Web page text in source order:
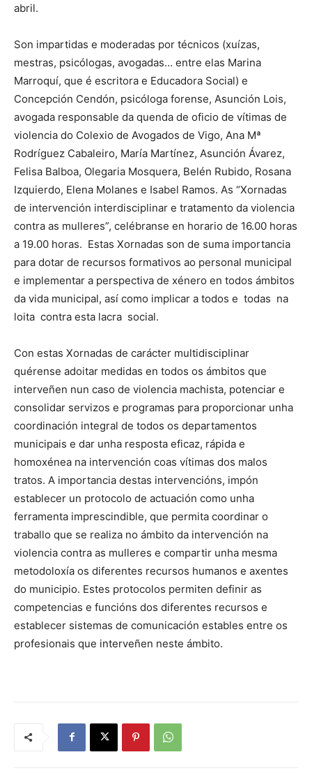
abril.
Son impartidas e moderadas por técnicos (xuízas,
mestras, psicólogas, avogadas… entre elas Marina
Marroquí, que é escritora e Educadora Social) e
Concepción Cendón, psicóloga forense, Asunción Lois,
avogada responsable da quenda de oficio de vítimas de
violencia do Colexio de Avogados de Vigo, Ana Mª
Rodríguez Cabaleiro, María Martínez, Asunción Ávarez,
Felisa Balboa, Olegaria Mosquera, Belén Rubido, Rosana
Izquierdo, Elena Molanes e Isabel Ramos. As “Xornadas
de intervención interdisciplinar e tratamento da violencia
contra as mulleres”, celébranse en horario de 16.00 horas
a 19.00 horas. Estas Xornadas son de suma importancia
para dotar de recursos formativos ao personal municipal
e implementar a perspectiva de xénero en todos ámbitos
da vida municipal, así como implicar a todos e todas na
loita contra esta lacra social.
Con estas Xornadas de carácter multidisciplinar
quérense adoitar medidas en todos os ámbitos que
interveñen nun caso de violencia machista, potenciar e
consolidar servizos e programas para proporcionar unha
coordinación integral de todos os departamentos
municipais e dar unha resposta eficaz, rápida e
homoxénea na intervención coas vítimas dos malos
tratos. A importancia destas intervencións, impón
establecer un protocolo de actuación como unha
ferramenta imprescindible, que permita coordinar o
traballo que se realiza no ámbito da intervención na
violencia contra as mulleres e compartir unha mesma
metodoloxía os diferentes recursos humanos e axentes
do municipio. Estes protocolos permiten definir as
competencias e funcións dos diferentes recursos e
establecer sistemas de comunicación estables entre os
profesionais que interveñen neste ámbito.